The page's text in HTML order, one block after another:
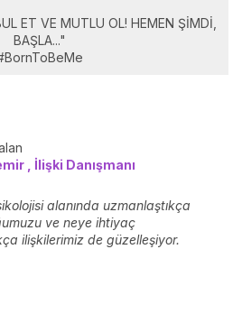
ET VE MUTLU OL! HEMEN ŞİMDİ,
BAŞLA..."
, İlişki Danışmanı
alanında uzmanlaştıkça
ve neye ihtiyaç
ilişkilerimiz de güzelleşiyor.